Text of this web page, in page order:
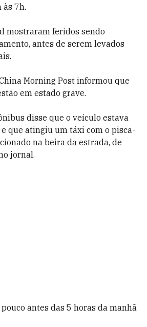
7h.
mostraram feridos sendo
antes de serem levados
Morning Post informou que
em estado grave.
disse que o veículo estava
que atingiu um táxi com o pisca-
na beira da estrada, de
jornal.
antes das 5 horas da manhã